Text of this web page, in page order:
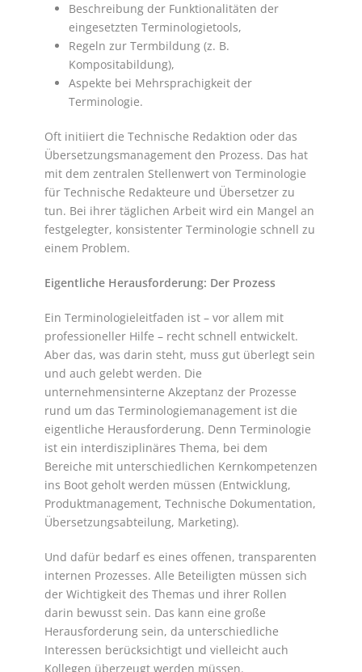
Beschreibung der Funktionalitäten der
eingesetzten Terminologietools,
Regeln zur Termbildung (z. B.
Kompositabildung),
Aspekte bei Mehrsprachigkeit der
Terminologie.
Oft initiiert die Technische Redaktion oder das
Übersetzungsmanagement den Prozess. Das hat
mit dem zentralen Stellenwert von Terminologie
für Technische Redakteure und Übersetzer zu
tun. Bei ihrer täglichen Arbeit wird ein Mangel an
festgelegter, konsistenter Terminologie schnell zu
einem Problem.
Eigentliche Herausforderung: Der Prozess
Ein Terminologieleitfaden ist – vor allem mit
professioneller Hilfe – recht schnell entwickelt.
Aber das, was darin steht, muss gut überlegt sein
und auch gelebt werden. Die
unternehmensinterne Akzeptanz der Prozesse
rund um das Terminologiemanagement ist die
eigentliche Herausforderung. Denn Terminologie
ist ein interdisziplinäres Thema, bei dem
Bereiche mit unterschiedlichen Kernkompetenzen
ins Boot geholt werden müssen (Entwicklung,
Produktmanagement, Technische Dokumentation,
Übersetzungsabteilung, Marketing).
Und dafür bedarf es eines offenen, transparenten
internen Prozesses. Alle Beteiligten müssen sich
der Wichtigkeit des Themas und ihrer Rollen
darin bewusst sein. Das kann eine große
Herausforderung sein, da unterschiedliche
Interessen berücksichtigt und vielleicht auch
Kollegen überzeugt werden müssen.